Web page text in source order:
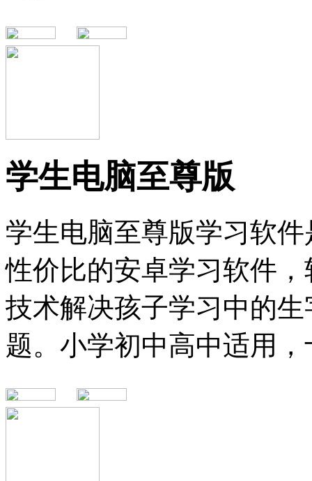
学生电脑至尊版
学生电脑至尊版学习软
性价比的安卓学习软件
技术解决孩子学习中的
题。小学初中高中适用